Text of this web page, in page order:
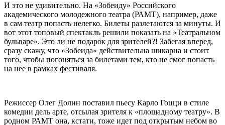
И это не удивительно. На «Зобеиду» Российского
академического молодежного театра (РАМТ), например, даже
в сам театр попасть нелегко. Билеты разлетаются за минуты. И
вот этот топовый спектакль решили показать на «Театральном
бульваре». Это ли не подарок для зрителей?! Забегая вперед,
сразу скажу, что «Зобеида» действительна шикарна и стоит
того, чтобы погоняться за билетами тем, кто не смог попасть
на нее в рамках фестиваля.
Режиссер Олег Долин поставил пьесу Карло Гоцци в стиле
комедии дель арте, отсылая зрителя к «площадному театру». В
родном РАМТ она, кстати, тоже идет под открытым небом во